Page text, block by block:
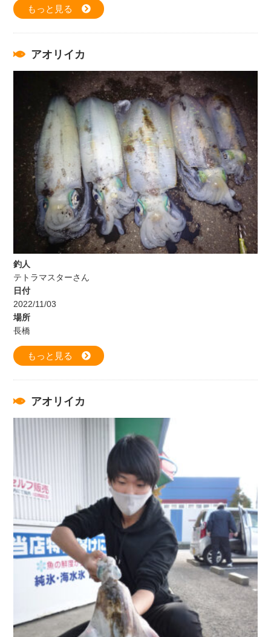
もっと見る
アオリイカ
釣人
テトラマスターさん
日付
2022/11/03
場所
長橋
もっと見る
アオリイカ